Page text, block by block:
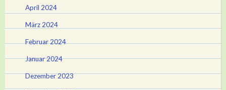
April 2024
März 2024
Februar 2024
Januar 2024
Dezember 2023